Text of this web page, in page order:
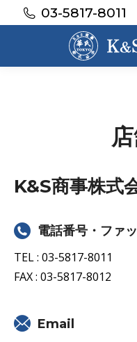
03-5817-8011
K&S商事株式
電話番号・ファ
TEL : 03-5817-8011
FAX : 03-5817-8012
Email